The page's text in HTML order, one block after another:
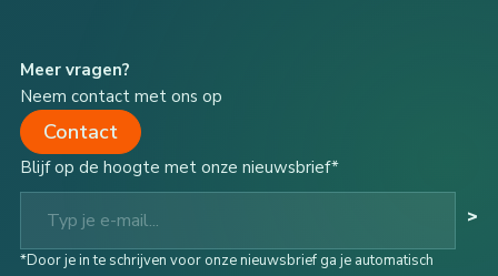
Meer vragen?
Neem contact met ons op
Contact
Blijf op de hoogte met onze nieuwsbrief*
Typ je e-mail...
>
*Door je in te schrijven voor onze nieuwsbrief ga je automatisch